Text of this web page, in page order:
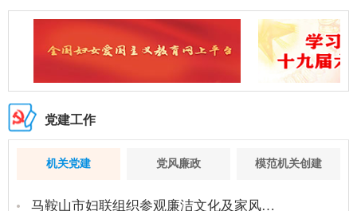
党建工作
机关党建 党风廉政 模范机关创建
马鞍山市妇联组织参观廉洁文化及家风…